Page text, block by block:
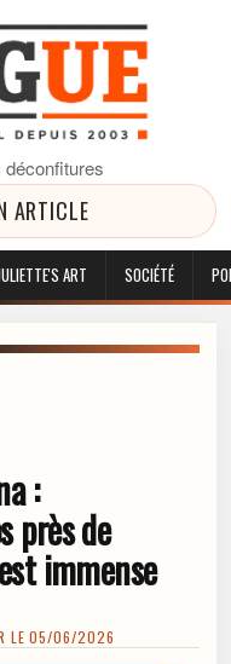
ARTICLE
ART SOCIÉTÉ
:
près de
immense
LE 05/06/2026